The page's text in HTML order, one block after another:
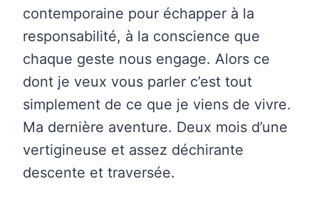
contemporaine pour échapper à la
responsabilité, à la conscience que
chaque geste nous engage. Alors ce
dont je veux vous parler c’est tout
simplement de ce que je viens de vivre.
Ma dernière aventure. Deux mois d’une
vertigineuse et assez déchirante
descente et traversée.